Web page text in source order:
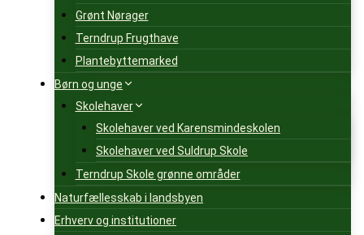
Grønt Nørager
Terndrup Frugthave
Plantebyttemarked
Børn og unge
Skolehaver
Skolehaver ved Karensmindeskolen
Skolehaver ved Suldrup Skole
Terndrup Skole grønne områder
Naturfællesskab i landsbyen
Erhverv og institutioner